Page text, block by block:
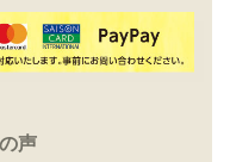
声